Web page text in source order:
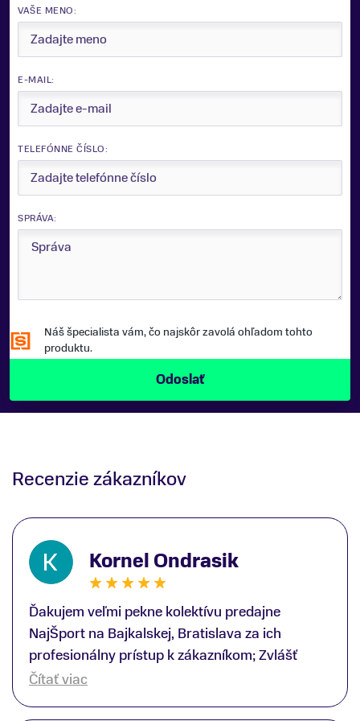
VAŠE MENO:
E-MAIL:
TELEFÓNNE ČÍSLO:
SPRÁVA:
Náš špecialista vám, čo najskôr zavolá ohľadom tohto
produktu.
Recenzie zákazníkov
Kornel Ondrasik
Ďakujem veľmi pekne kolektívu predajne
NajŠport na Bajkalskej, Bratislava za ich
profesionálny prístup k zákazníkom; Zvlášť
ďakujem špecialistovi Martinovi Gunišovi za
Čítať viac